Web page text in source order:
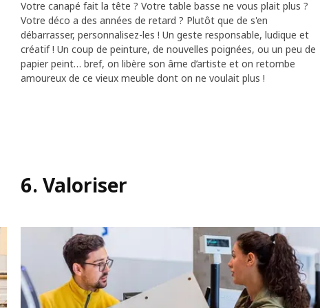
Votre canapé fait la tête ? Votre table basse ne vous plait plus ?
Votre déco a des années de retard ? ​Plutôt que de s'en
débarrasser, personnalisez-les ! Un geste responsable, ludique et
créatif ! ​Un coup de peinture, de nouvelles poignées, ou un peu de
papier peint… bref, on libère son âme d’artiste et on retombe
amoureux de ce vieux meuble dont on ne voulait plus !
6. Valoriser